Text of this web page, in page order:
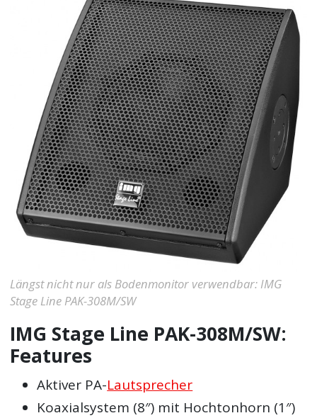
Längst nicht nur als Bodenmonitor verwendbar: IMG
Stage Line PAK-308M/SW
IMG Stage Line PAK-308M/SW:
Features
Aktiver PA-Lautsprecher
Koaxialsystem (8″) mit Hochtonhorn (1″)